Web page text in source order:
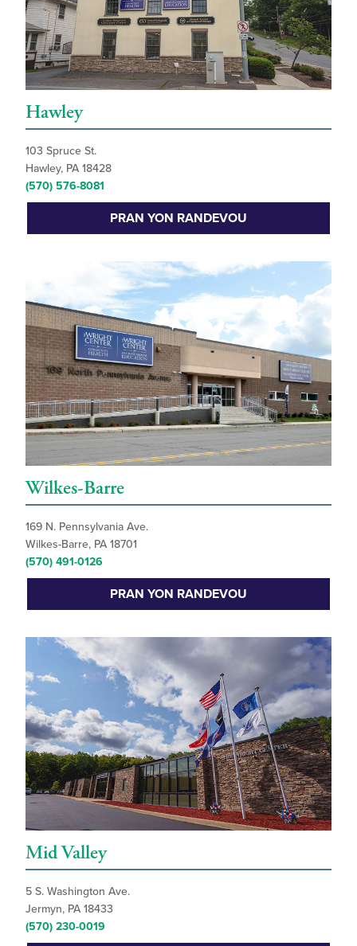
Hawley
103 Spruce St.
Hawley, PA 18428
(570) 576-8081
PRAN YON RANDEVOU
Wilkes-Barre
169 N. Pennsylvania Ave.
Wilkes-Barre, PA 18701
(570) 491-0126
PRAN YON RANDEVOU
Mid Valley
5 S. Washington Ave.
Jermyn, PA 18433
(570) 230-0019